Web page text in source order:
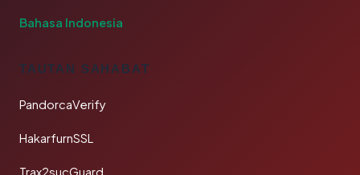
Bahasa Indonesia
TAUTAN SAHABAT
PandorcaVerify
HakarfurnSSL
Trax2sucGuard